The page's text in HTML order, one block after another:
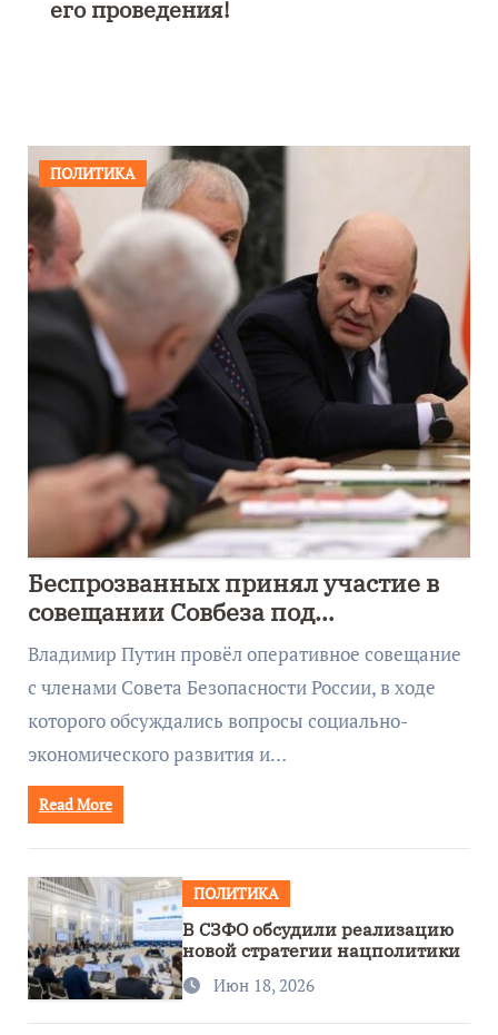
каникулы на Балтике»
ПОЛИТИКА
Беспрозванных принял участие в
совещании Совбеза под
руководством Путина
Владимир Путин провёл оперативное совещание
с членами Совета Безопасности России, в ходе
которого обсуждались вопросы социально-
экономического развития и…
Read More
ПОЛИТИКА
В СЗФО обсудили реализацию
новой стратегии нацполитики
Июн 18, 2026